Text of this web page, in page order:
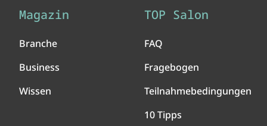
Magazin
Branche
Business
Wissen
TOP Salon
FAQ
Fragebogen
Teilnahmebedingungen
10 Tipps